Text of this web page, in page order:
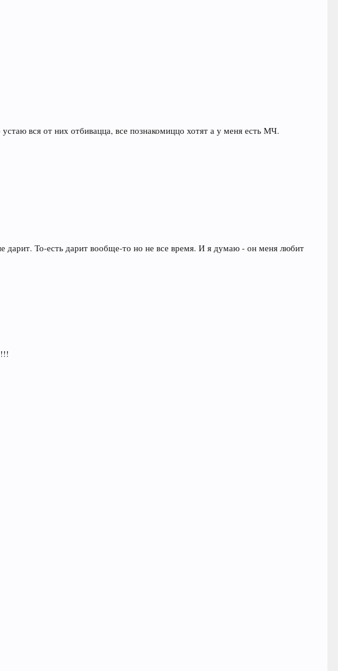
вся от них отбивацца, все познакомиццо хотят а у меня есть МЧ.
То-есть дарит вообще-то но не все время. И я думаю - он меня любит